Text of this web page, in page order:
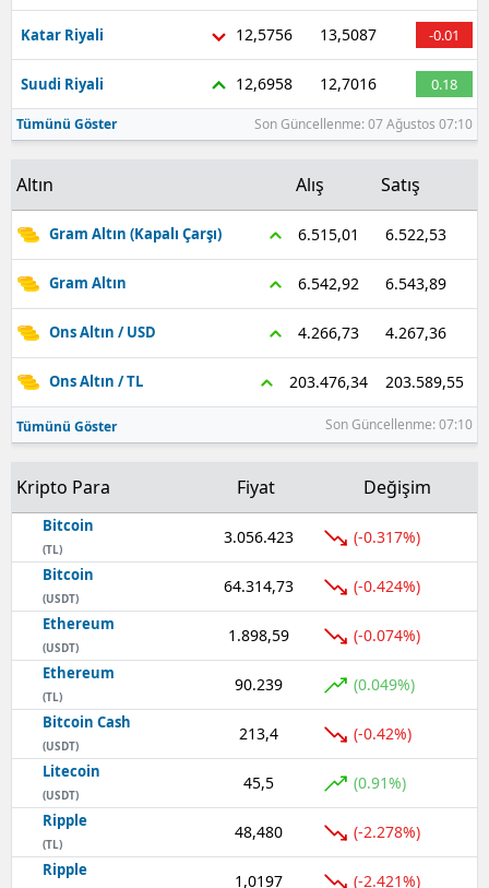
Katar Riyali 12,5756 13,5087 -0.01
Suudi Riyali 12,6958 12,7016 0.18
Tümünü Göster Son Güncellenme: 07 Ağustos 07:10
Altın Alış Satış
Gram Altın (Kapalı Çarşı) 6.515,01 6.522,53
Gram Altın 6.542,92 6.543,89
Ons Altın / USD 4.266,73 4.267,36
Ons Altın / TL 203.476,34 203.589,55
Tümünü Göster Son Güncellenme: 07:10
Kripto Para Fiyat Değişim
Bitcoin
(TL)
3.056.423 (-0.317%)
Bitcoin
(USDT)
64.314,73 (-0.424%)
Ethereum
(USDT)
1.898,59 (-0.074%)
Ethereum
(TL)
90.239 (0.049%)
Bitcoin Cash
(USDT)
213,4 (-0.42%)
Litecoin
(USDT)
45,5 (0.91%)
Ripple
(TL)
48,480 (-2.278%)
Ripple
1,0197 (-2.421%)